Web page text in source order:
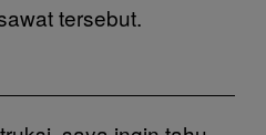
tersebut.